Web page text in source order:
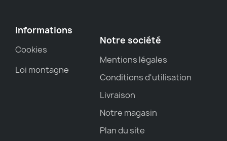
Informations
Cookies
Loi montagne
Notre société
Mentions légales
Conditions d'utilisation
Livraison
Notre magasin
Plan du site